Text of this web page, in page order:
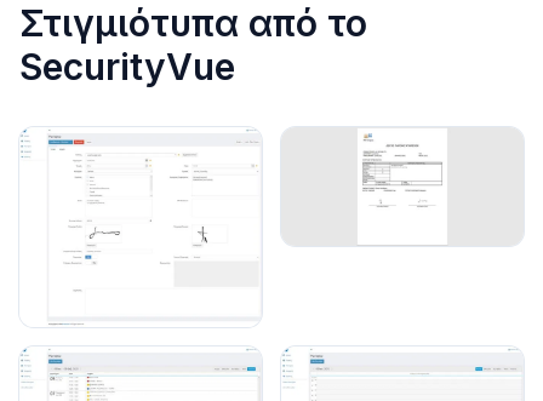
Στιγμιότυπα από το
SecurityVue